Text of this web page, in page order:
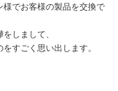
でお客様の製品を交換で
しまして、
すごく思い出します。